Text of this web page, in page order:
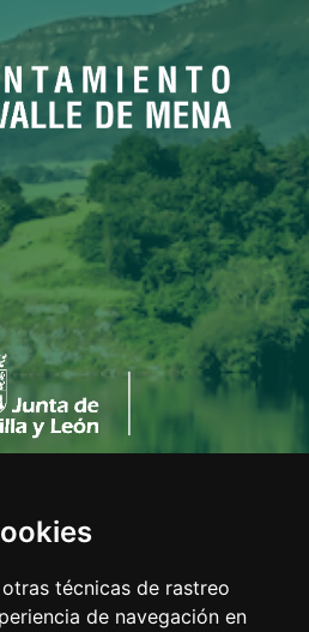
técnicas de rastreo
de navegación en
Bustamante, 1
947 126 211